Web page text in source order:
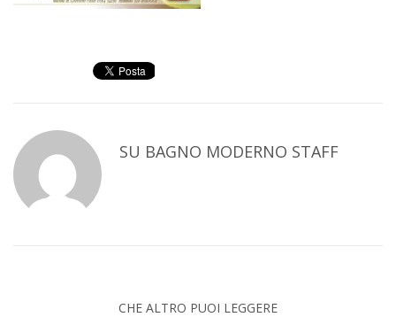
SU BAGNO MODERNO STAFF
CHE ALTRO PUOI LEGGERE